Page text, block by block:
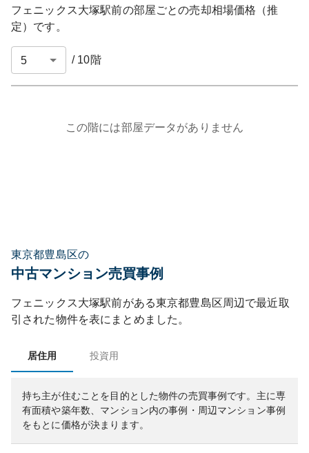
フェニックス大塚駅前の部屋ごとの売却相場価格（推
定）です。
/ 10階
この階には部屋データがありません
東京都豊島区の
中古マンション売買事例
フェニックス大塚駅前がある東京都豊島区周辺で最近取
引された物件を表にまとめました。
居住用 投資用
持ち主が住むことを目的とした物件の売買事例です。 主に専
有面積や築年数、マンション内の事例・周辺マンション事例
をもとに価格が決まります。